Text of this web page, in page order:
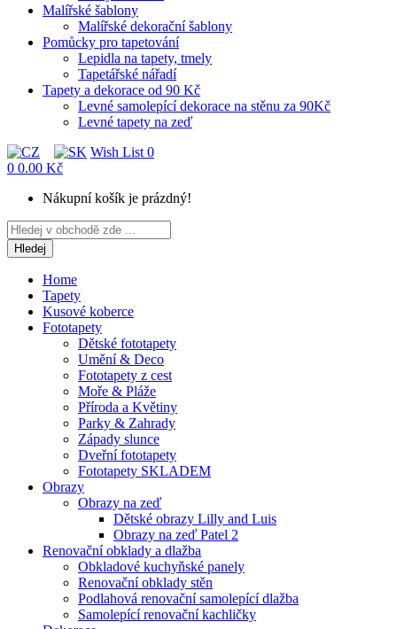
Malířské šablony
Malířské dekorační šablony
Pomůcky pro tapetování
Lepidla na tapety, tmely
Tapetářské nářadí
Tapety a dekorace od 90 Kč
Levné samolepící dekorace na stěnu za 90Kč
Levné tapety na zeď
Wish List 0
0 0.00 Kč
Nákupní košík je prázdný!
Hledej
Home
Tapety
Kusové koberce
Fototapety
Dětské fototapety
Umění & Deco
Fototapety z cest
Moře & Pláže
Příroda a Květiny
Parky & Zahrady
Západy slunce
Dveřní fototapety
Fototapety SKLADEM
Obrazy
Obrazy na zeď
Dětské obrazy Lilly and Luis
Obrazy na zeď Patel 2
Renovační obklady a dlažba
Obkladové kuchyňské panely
Renovační obklady stěn
Podlahová renovační samolepící dlažba
Samolepící renovační kachličky